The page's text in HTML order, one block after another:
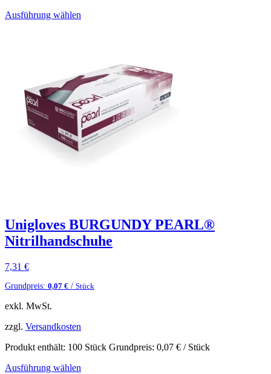
Ausführung wählen
Unigloves BURGUNDY PEARL®
Nitrilhandschuhe
7,31 €
Grundpreis: 0,07 € / Stück
exkl. MwSt.
zzgl. Versandkosten
Produkt enthält: 100 Stück Grundpreis: 0,07 € / Stück
Ausführung wählen